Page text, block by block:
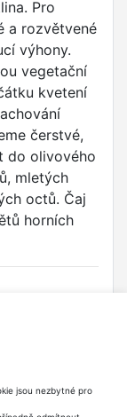
Pro
a rozvětvené
výhony.
vegetační
kvetení
čerstvé,
do olivového
mletých
octů. Čaj
horních
jsou nezbytné pro